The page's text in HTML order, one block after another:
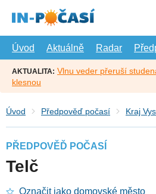
hlavní
Úvod
Aktuálně Radar
AKTUALITA: Vlnu veder přeruší
klesnou
Úvod Předpověď počasí Kraj
PŘEDPOVĚĎ POČASÍ
Telč
Označit jako domovské město